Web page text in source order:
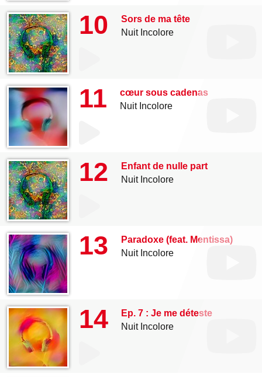
10
Sors de ma tête
Nuit Incolore
11
cœur sous cadenas
Nuit Incolore
12
Enfant de nulle part
Nuit Incolore
13
Paradoxe (feat. Mentissa)
Nuit Incolore
14
Ep. 7 : Je me déteste
Nuit Incolore